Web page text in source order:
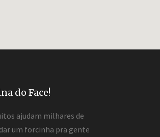
do Face!
ajudam milhares de
um forcinha pra gente